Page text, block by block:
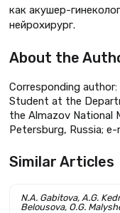
как акушер-
нейрохирург.
About the
Corresponding
Student at the
the Almazov National
Petersburg, Russia; e-
Similar Articles
N.A. Gabitova, A.G.
Belousova, O.G.